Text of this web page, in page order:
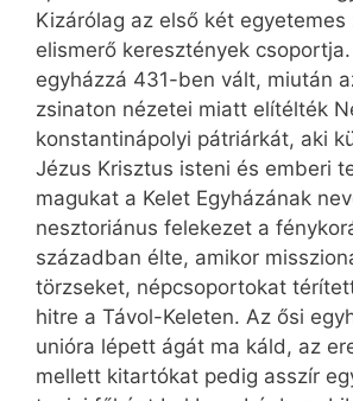
Kizárólag az első két
elismerő keresztények
egyházzá 431-ben vált, miután
zsinaton nézetei miatt elítélték
konstantinápolyi pátriárkát, aki
Jézus Krisztus isteni és emberi
magukat a Kelet Egyházának
nesztoriánus felekezet a
században élte, amikor
törzseket, népcsoportokat
hitre a Távol-Keleten. Az ősi
unióra lépett ágát ma káld, az
mellett kitartókat pedig asszír